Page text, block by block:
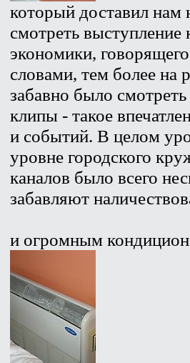
который доставил нам
смотреть выступление
экономики,
словами, тем более на
забавно было
клипы - такое
и событий. В целом
уровне городского
каналов было всего
забавляют
и огромным